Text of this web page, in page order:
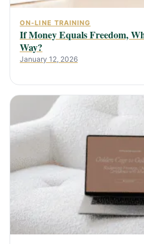
ON-LINE TRAINING
If Money Equals Freedom,
Way?
January 12, 2026